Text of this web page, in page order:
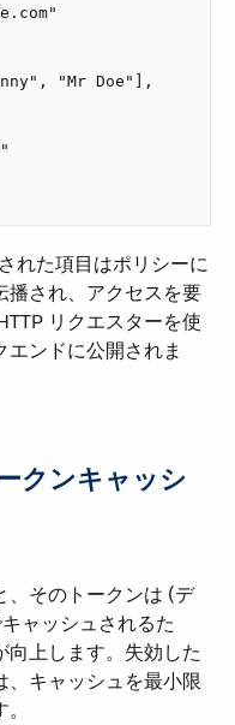
"Mr Doe"],
れた項目はポリシーに
播され、アクセスを要
リクエスターを使
ンドに公開されま
クンキャッシ
、そのトークンは (デ
ャッシュされるた
上します。失効した
、キャッシュを最小限